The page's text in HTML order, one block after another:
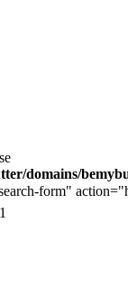
domains/
form"
1